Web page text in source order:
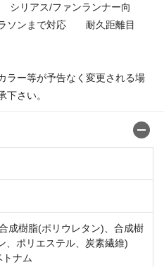
リアス/ファンランナー向
ソンまで対応 耐久距離目
ラー等が予告なく変更される場
下さい。
成樹脂(ポリウレタン)、合成樹
、ポリエステル、炭素繊維)
ナム